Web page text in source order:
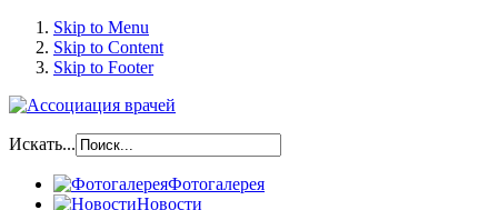
Skip to Menu
Skip to Content
Skip to Footer
Искать...
Фотогалерея
Новости